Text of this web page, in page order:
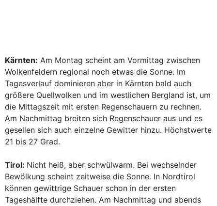
Kärnten: Am Montag scheint am Vormittag zwischen
Wolkenfeldern regional noch etwas die Sonne. Im
Tagesverlauf dominieren aber in Kärnten bald auch
größere Quellwolken und im westlichen Bergland ist, um
die Mittagszeit mit ersten Regenschauern zu rechnen.
Am Nachmittag breiten sich Regenschauer aus und es
gesellen sich auch einzelne Gewitter hinzu. Höchstwerte
21 bis 27 Grad.
Tirol: Nicht heiß, aber schwülwarm. Bei wechselnder
Bewölkung scheint zeitweise die Sonne. In Nordtirol
können gewittrige Schauer schon in der ersten
Tageshälfte durchziehen. Am Nachmittag und abends